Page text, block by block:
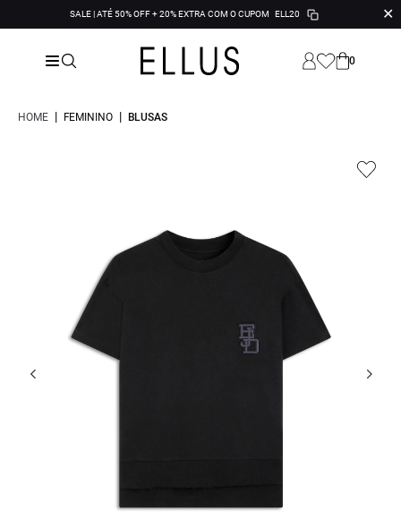
SALE | ATÉ 50% OFF + 20% EXTRA COM O CUPOM ELL20 ✕
0
HOME | FEMININO | BLUSAS